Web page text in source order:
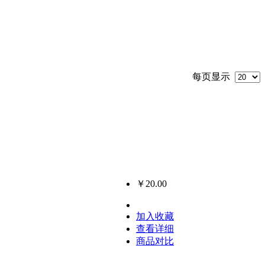
每页显示
￥20.00
加入收藏
查看详细
商品对比